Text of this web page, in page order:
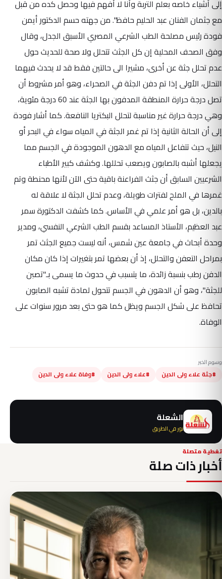
إلى أشياء خاصه بعلم التربة وأنا لا أفهم فيها وحصل كده من قبل
مع جثمان الفنان عبد الحليم حافظ". من جهته حسم الدكتور أيمن
فودة رئيس مصلحة الطب الشرعي المصري الأسبق الجدل، وقال
وفق الصحف المحلية إن كل الجثث تتحلل ولا صحة للحديث حول
عدم تحلل جثة عن أخرى، مشيرا الى حالتين فقط قد لا يحدث فيهما
التحلل، الأولى إذا تم دفن الجثة في الصحراء، وهو أمر مشروط أن
تصل درجة حرارة المنطقة المدفون بها الجثة عند 60 درجة مئوية،
وهي درجة حرارة غير مناسبة لتحلل البكتريا النافعة. كما أشار فودة
إلى أن الحالة الثانية إذا تم غمر الجثة في المياه سواء في البحر أو
النيل، حيث تتفاعل المياه مع الدهون الموجودة في الجسم مما
يجعلها أشبه بالصابون ويصعب تحللها. وكشف كبير الأطباء
الشرعيين السابق أن جثث الفراعنة باقية حتى الآن لأنها محنطة وتم
غمرها في الملح لفترات طويلة، وعدم تحلل الجثة لا علاقة له
بالدين، بل هو أمر علمي في الأساس. كما كشفت الدكتورة سمر
عبد العظيم، الأستاذ المساعد بقسم الطب الشرعي النفسي، ومدير
وحدة أبحاث في جامعة عين شمس، أنه ليست جميع الجثث تمر
بمراحل التعفن والتحلل، إذ أن بعضها تمر بتغيرات إذا كان مكان
الدفن رطب بنسبة زائدة، ما يتسبب في حدوث ما يسمى بـ"تصبن
للجثة"، وهو أن الدهون في الجسم تتحول لمادة تشبه الصابون
تحافظ على شكل الجسم ويظل كما هو حتى بعد مرور سنوات على
الوفاة.
وسوم الخبر
#جثة علاء ولى الدين #علاء ولى الدين #وفاة علاء ولى الدين
الشعلة
نور في الطريق
تغطية متصلة
أخبار ذات صلة